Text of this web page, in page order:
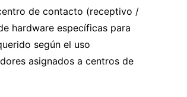
de contacto (receptivo /
hardware específicas para
según el uso
asignados a centros de